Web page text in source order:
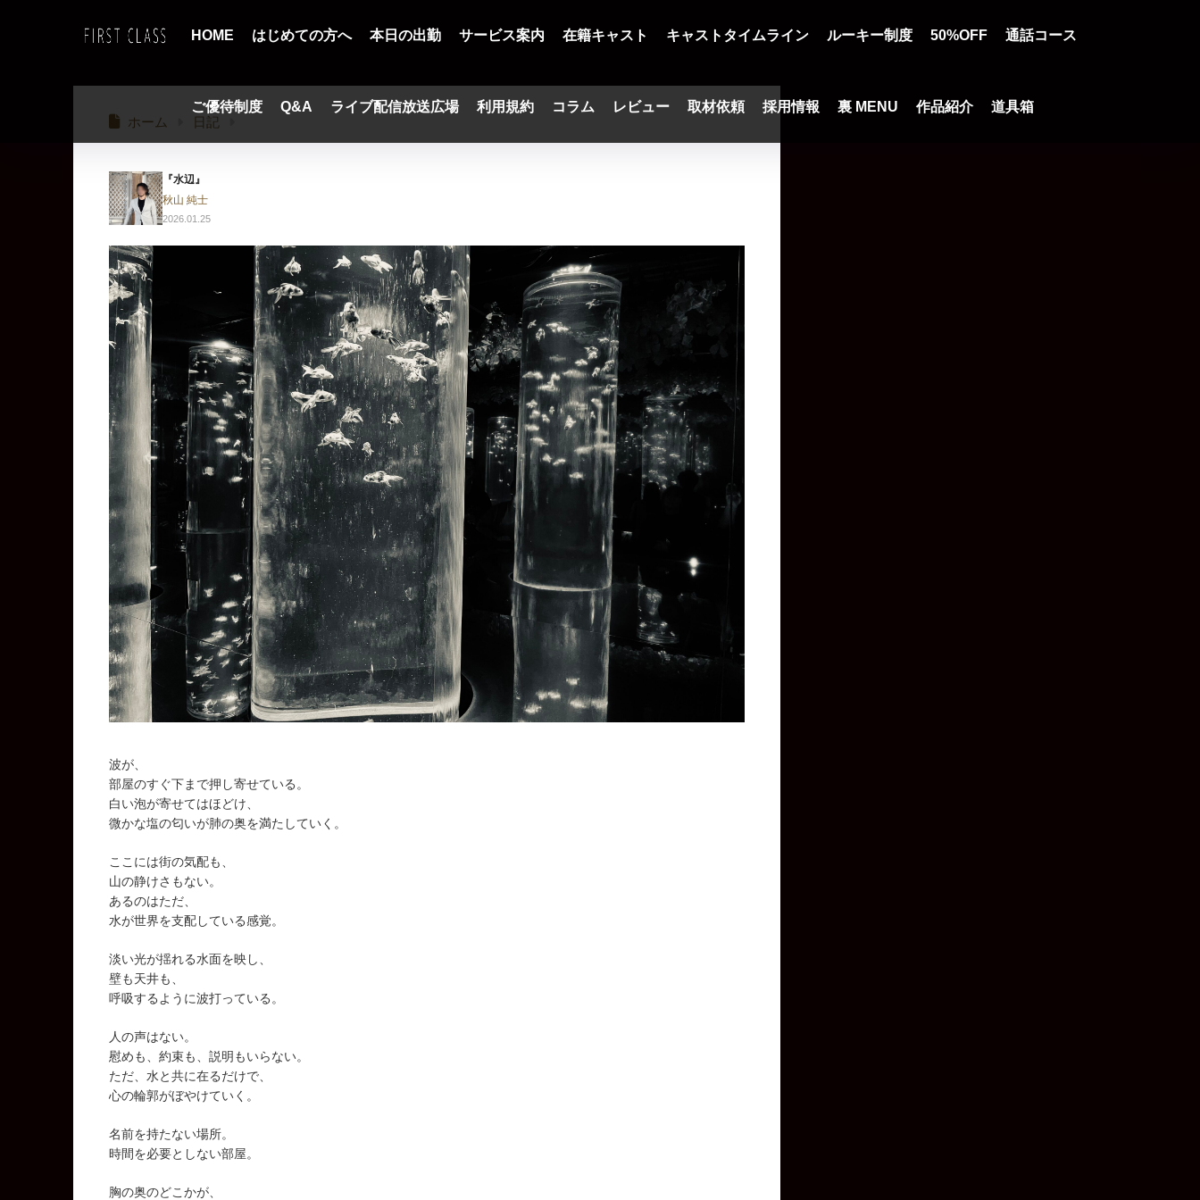
HOME はじめての方へ 本日の出勤 サービス案内 在籍キャスト キャストタイムライン ルーキー制度 50%OFF 通話コース
ご優待制度 Q&A ライブ配信放送広場 利用規約 コラム レビュー 取材依頼 採用情報 裏 MENU 作品紹介 道具箱
ホーム 日記
『水辺』
秋山 純士
2026.01.25
波が、
部屋のすぐ下まで押し寄せている。
白い泡が寄せてはほどけ、
微かな塩の匂いが肺の奥を満たしていく。
ここには街の気配も、
山の静けさもない。
あるのはただ、
水が世界を支配している感覚。
淡い光が揺れる水面を映し、
壁も天井も、
呼吸するように波打っている。
人の声はない。
慰めも、約束も、説明もいらない。
ただ、水と共に在るだけで、
心の輪郭がぼやけていく。
名前を持たない場所。
時間を必要としない部屋。
胸の奥のどこかが、